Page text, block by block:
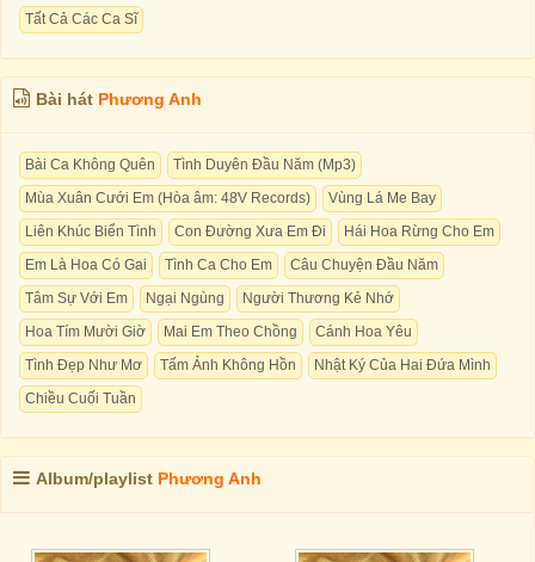
Tất Cả Các Ca Sĩ
Bài hát Phương Anh
Bài Ca Không Quên
Tình Duyên Đầu Năm (Mp3)
Mùa Xuân Cưới Em (Hòa âm: 48V Records)
Vùng Lá Me Bay
Liên Khúc Biển Tình
Con Đường Xưa Em Đi
Hái Hoa Rừng Cho Em
Em Là Hoa Có Gai
Tình Ca Cho Em
Câu Chuyện Đầu Năm
Tâm Sự Với Em
Ngại Ngùng
Người Thương Kẻ Nhớ
Hoa Tím Mười Giờ
Mai Em Theo Chồng
Cánh Hoa Yêu
Tình Đẹp Như Mơ
Tấm Ảnh Không Hồn
Nhật Ký Của Hai Đứa Mình
Chiều Cuối Tuần
Album/playlist Phương Anh